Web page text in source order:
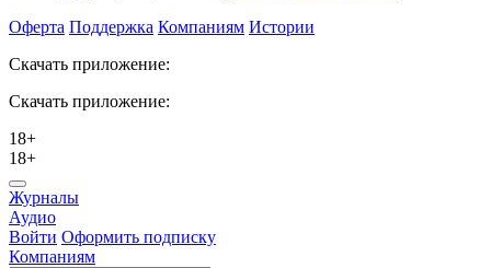
Оферта Поддержка Компаниям Истории
Скачать приложение:
Скачать приложение:
18+
18+
Журналы
Аудио
Войти Оформить подписку
Компаниям